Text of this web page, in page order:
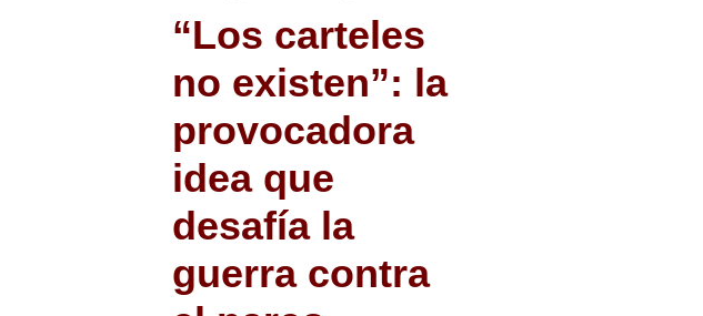
“Los carteles
no existen”: la
provocadora
idea que
desafía la
guerra contra